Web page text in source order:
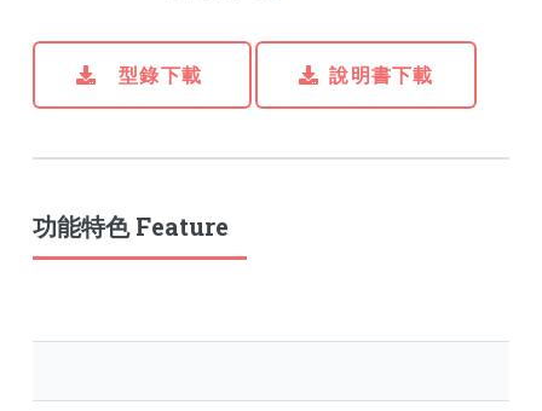
型錄下載 說明書下載
功能特色 Feature